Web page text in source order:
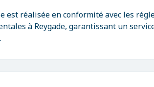
est réalisée en conformité avec les
à Reygade, garantissant un